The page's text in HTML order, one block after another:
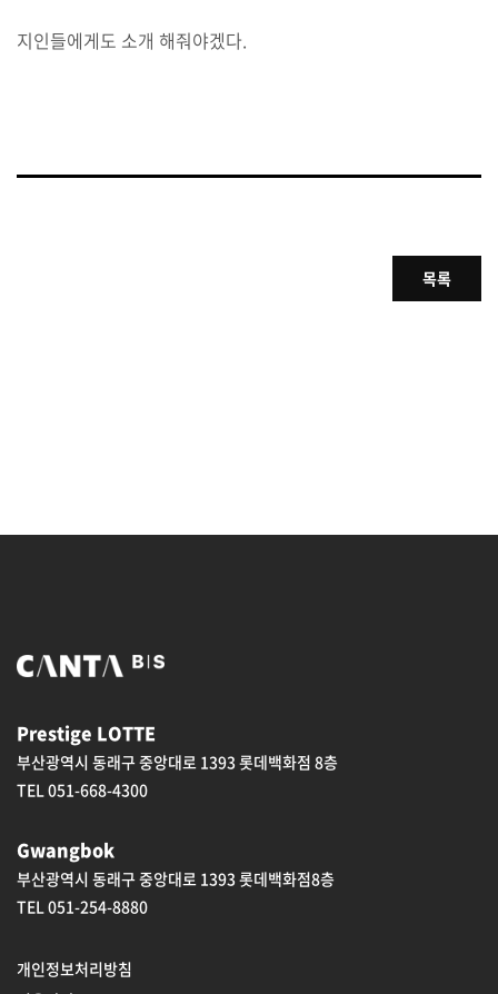
지인들에게도 소개 해줘야겠다.
목록
Prestige LOTTE
부산광역시 동래구 중앙대로 1393 롯데백화점 8층
TEL 051-668-4300
Gwangbok
부산광역시 동래구 중앙대로 1393 롯데백화점8층
TEL 051-254-8880
개인정보처리방침